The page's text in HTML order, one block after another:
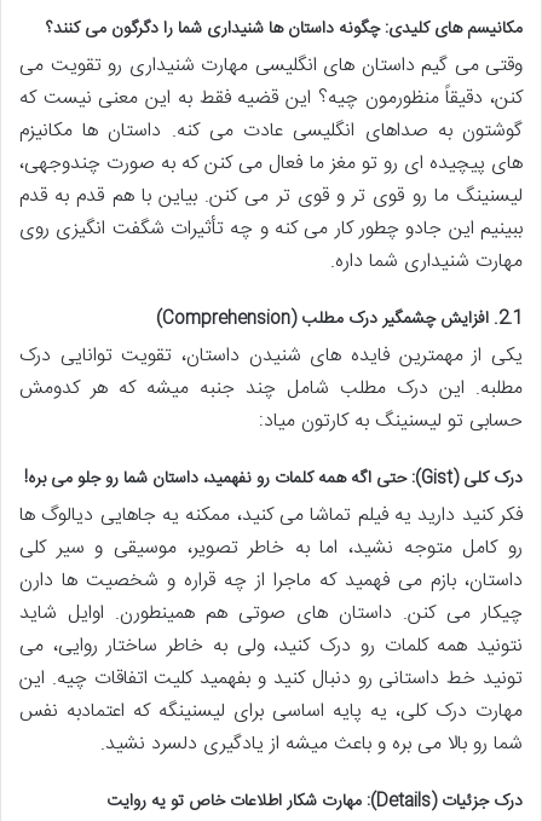
مکانیسم های کلیدی: چگونه داستان ها شنیداری شما را دگرگون می کنند؟
وقتی می گیم داستان های انگلیسی مهارت شنیداری رو تقویت می
کنن، دقیقاً منظورمون چیه؟ این قضیه فقط به این معنی نیست که
گوشتون به صداهای انگلیسی عادت می کنه. داستان ها مکانیزم
های پیچیده ای رو تو مغز ما فعال می کنن که به صورت چندوجهی،
لیسنینگ ما رو قوی تر و قوی تر می کنن. بیاین با هم قدم به قدم
ببینیم این جادو چطور کار می کنه و چه تأثیرات شگفت انگیزی روی
مهارت شنیداری شما داره.
2.1. افزایش چشمگیر درک مطلب (Comprehension)
یکی از مهمترین فایده های شنیدن داستان، تقویت توانایی درک
مطلبه. این درک مطلب شامل چند جنبه میشه که هر کدومش
حسابی تو لیسنینگ به کارتون میاد:
درک کلی (Gist): حتی اگه همه کلمات رو نفهمید، داستان شما رو جلو می بره!
فکر کنید دارید یه فیلم تماشا می کنید، ممکنه یه جاهایی دیالوگ ها
رو کامل متوجه نشید، اما به خاطر تصویر، موسیقی و سیر کلی
داستان، بازم می فهمید که ماجرا از چه قراره و شخصیت ها دارن
چیکار می کنن. داستان های صوتی هم همینطورن. اوایل شاید
نتونید همه کلمات رو درک کنید، ولی به خاطر ساختار روایی، می
تونید خط داستانی رو دنبال کنید و بفهمید کلیت اتفاقات چیه. این
مهارت درک کلی، یه پایه اساسی برای لیسنینگه که اعتمادبه نفس
شما رو بالا می بره و باعث میشه از یادگیری دلسرد نشید.
درک جزئیات (Details): مهارت شکار اطلاعات خاص تو یه روایت